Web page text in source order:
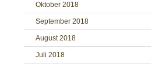
Oktober 2018
September 2018
August 2018
Juli 2018